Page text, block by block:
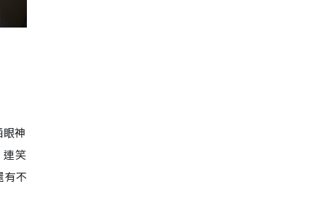
神
連笑
有不